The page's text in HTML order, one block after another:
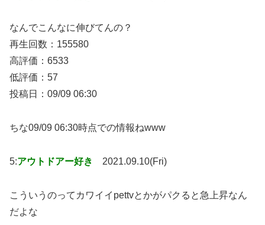
なんでこんなに伸びてんの？
再生回数：155580
高評価：6533
低評価：57
投稿日：09/09 06:30
ちな09/09 06:30時点での情報ねwww
5:アウトドアー好き 2021.09.10(Fri)
こういうのってカワイイpettvとかがパクると急上昇なん
だよな